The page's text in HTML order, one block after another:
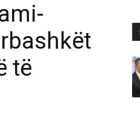
të